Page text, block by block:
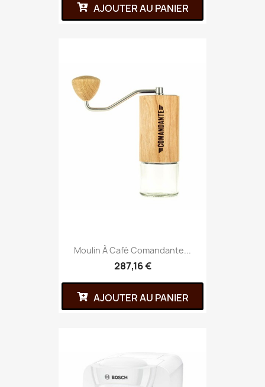
AJOUTER AU PANIER
Moulin À Café Comandante...
287,16 €
AJOUTER AU PANIER